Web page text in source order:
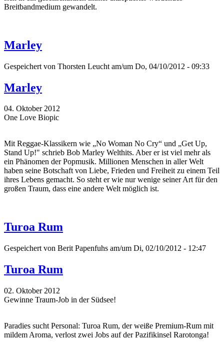
Breitbandmedium gewandelt.
Marley
Gespeichert von Thorsten Leucht am/um Do, 04/10/2012 - 09:33
Marley
04. Oktober 2012
One Love Biopic
Mit Reggae-Klassikern wie „No Woman No Cry“ und „Get Up,
Stand Up!" schrieb Bob Marley Welthits. Aber er ist viel mehr als
ein Phänomen der Popmusik. Millionen Menschen in aller Welt
haben seine Botschaft von Liebe, Frieden und Freiheit zu einem Teil
ihres Lebens gemacht. So steht er wie nur wenige seiner Art für den
großen Traum, dass eine andere Welt möglich ist.
Turoa Rum
Gespeichert von Berit Papenfuhs am/um Di, 02/10/2012 - 12:47
Turoa Rum
02. Oktober 2012
Gewinne Traum-Job in der Südsee!
Paradies sucht Personal: Turoa Rum, der weiße Premium-Rum mit
mildem Aroma, verlost zwei Jobs auf der Pazifikinsel Rarotonga!